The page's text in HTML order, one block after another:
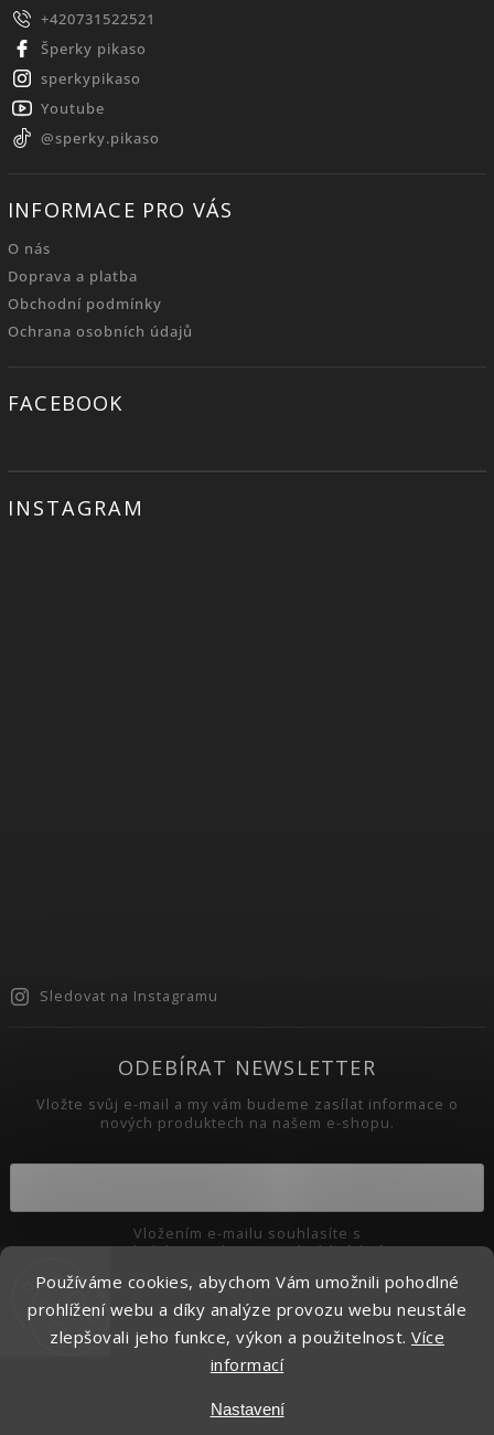
Používáme cookies, abychom Vám umožnili pohodlné
prohlížení webu a díky analýze provozu webu neustále
zlepšovali jeho funkce, výkon a použitelnost. Více
informací
Nastavení
+420731522521
Šperky pikaso
sperkypikaso
Youtube
@sperky.pikaso
INFORMACE PRO VÁS
O nás
Doprava a platba
Obchodní podmínky
Ochrana osobních údajů
FACEBOOK
INSTAGRAM
Sledovat na Instagramu
ODEBÍRAT NEWSLETTER
Vložte svůj e-mail a my vám budeme zasílat informace o
nových produktech na našem e-shopu.
podmínkami ochrany osobních údajů
Přihlásit se
Upravit nastavení cookies